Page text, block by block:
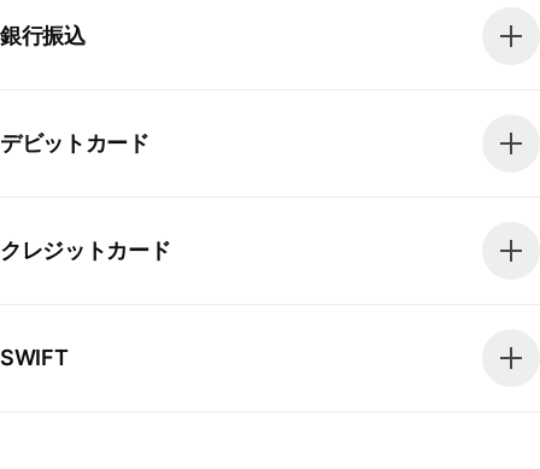
銀行振込
デビットカード
クレジットカード
SWIFT